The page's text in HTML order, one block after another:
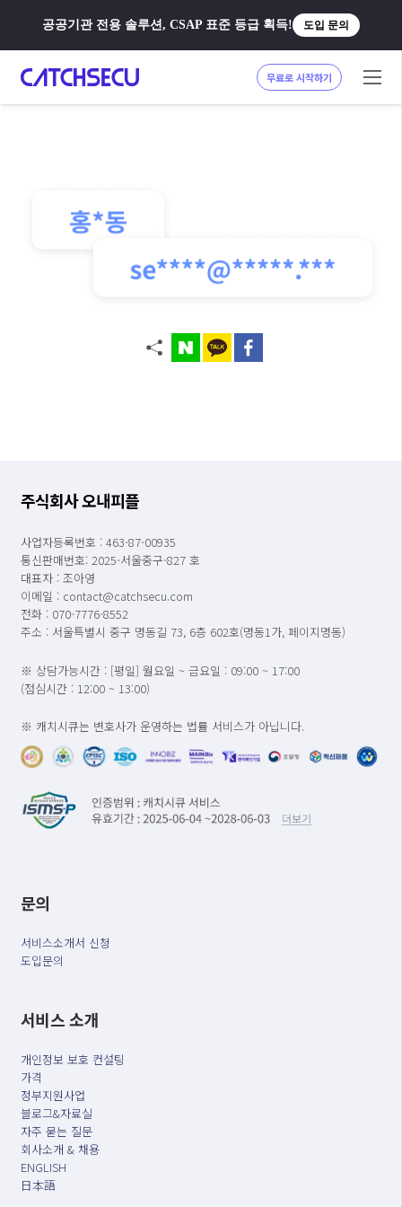
공공기관 전용 솔루션, CSAP 표준 등급 획득! 도입 문의
무료로 시작하기
주식회사 오내피플
사업자등록번호 : 463-87-00935
통신판매번호: 2025-서울중구-827 호
대표자 : 조아영
이메일 : contact@catchsecu.com
전화 : 070-7776-8552
주소 : 서울특별시 중구 명동길 73, 6층 602호(명동1가, 페이지명동)
※ 상담가능시간 : [평일] 월요일 ~ 금요일 : 09:00 ~ 17:00
(점심시간 : 12:00 ~ 13:00)
※ 캐치시큐는 변호사가 운영하는 법률 서비스가 아닙니다.
문의
서비스소개서 신청
도입문의
서비스 소개
개인정보 보호 컨설팅
가격
정부지원사업
블로그&자료실
자주 묻는 질문
회사소개 & 채용
ENGLISH
日本語